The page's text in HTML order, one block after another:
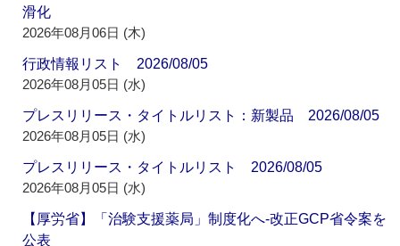
滑化
2026年08月06日 (木)
行政情報リスト 2026/08/05
2026年08月05日 (水)
プレスリリース・タイトルリスト：新製品 2026/08/05
2026年08月05日 (水)
プレスリリース・タイトルリスト 2026/08/05
2026年08月05日 (水)
【厚労省】「治験支援薬局」制度化へ‐改正GCP省令案を
公表